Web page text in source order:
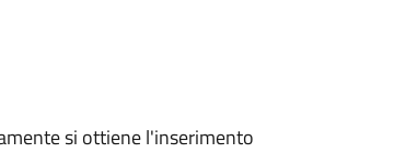
si ottiene l'inserimento